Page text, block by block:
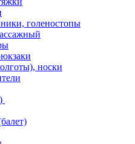
голеностопы
носки